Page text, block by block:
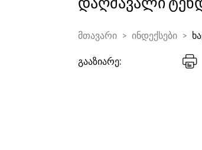
მთავარი ინდექსები
გააზიარე: